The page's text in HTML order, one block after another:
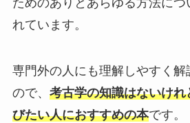
れています。
専門外の人にも理解しやすく解
ので、 考古学の知識はないけ
びたい人におすすめの本です。